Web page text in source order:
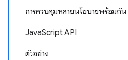
การควบคุมหลายนโยบายพร้อมกัน
JavaScript API
ตัวอย่าง